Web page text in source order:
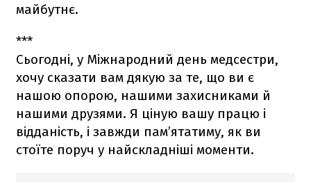
майбутнє.
***
Сьогодні, у Міжнародний день медсестри,
хочу сказати вам дякую за те, що ви є
нашою опорою, нашими захисниками й
нашими друзями. Я ціную вашу працю і
відданість, і завжди пам’ятатиму, як ви
стоїте поруч у найскладніші моменти.